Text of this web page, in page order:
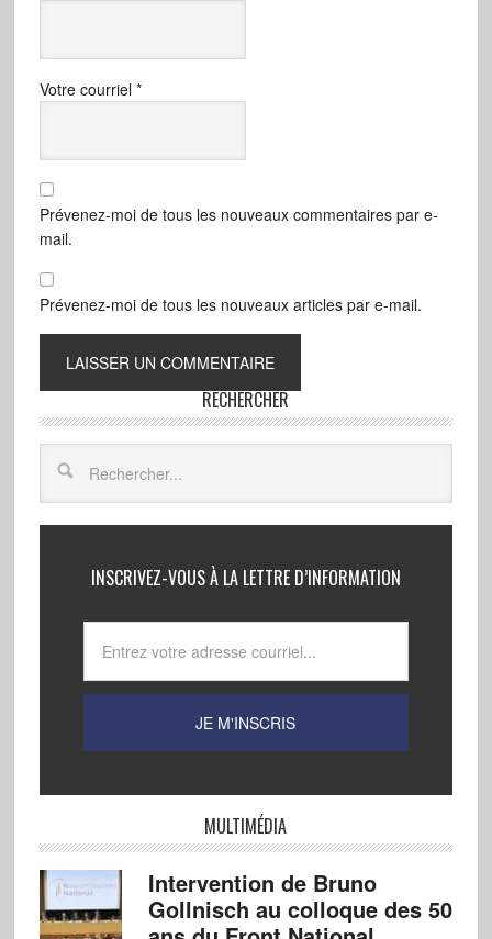
Votre courriel *
Prévenez-moi de tous les nouveaux commentaires par e-
mail.
Prévenez-moi de tous les nouveaux articles par e-mail.
RECHERCHER
INSCRIVEZ-VOUS À LA LETTRE D’INFORMATION
MULTIMÉDIA
Intervention de Bruno
Gollnisch au colloque des 50